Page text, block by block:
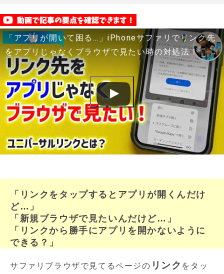
「アプリが開いて困る…」iPhoneサファリでリンク先
をアプリじゃなくブラウザで見たい時の対処法！
「リンクをタップするとアプリが開くんだけ
ど…」
「新規ブラウザで見たいんだけど…」
「リンクから勝手にアプリを開かないように
できる？」
サファリブラウザで見てるページの リンク をタッ